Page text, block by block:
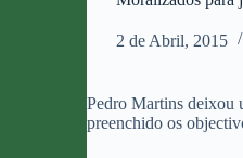
2 de Abril, 2015
Pedro Martins deixou
preenchido os